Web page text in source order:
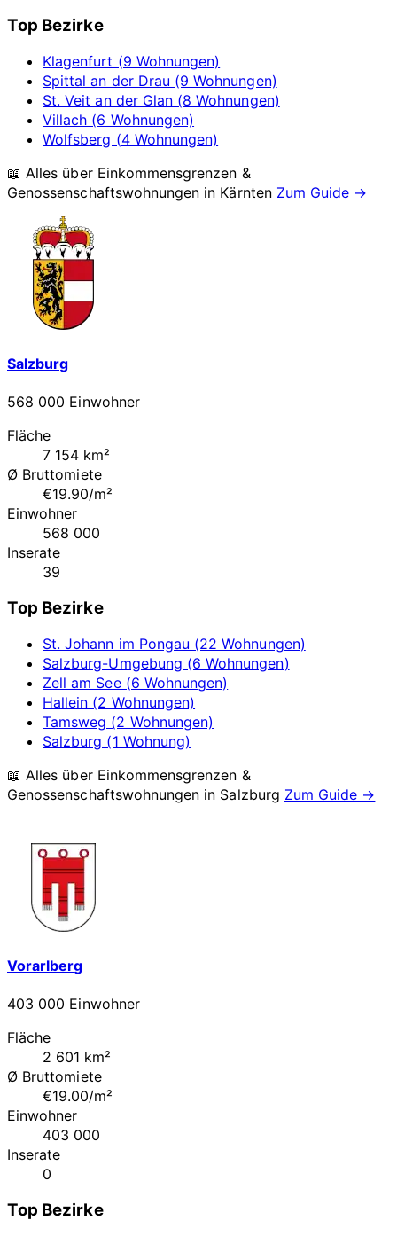
Top Bezirke
Klagenfurt (9 Wohnungen)
Spittal an der Drau (9 Wohnungen)
St. Veit an der Glan (8 Wohnungen)
Villach (6 Wohnungen)
Wolfsberg (4 Wohnungen)
📖 Alles über Einkommensgrenzen &
Genossenschaftswohnungen in Kärnten Zum Guide →
Salzburg
568 000 Einwohner
Fläche
7 154 km²
Ø Bruttomiete
€19.90/m²
Einwohner
568 000
Inserate
39
Top Bezirke
St. Johann im Pongau (22 Wohnungen)
Salzburg-Umgebung (6 Wohnungen)
Zell am See (6 Wohnungen)
Hallein (2 Wohnungen)
Tamsweg (2 Wohnungen)
Salzburg (1 Wohnung)
📖 Alles über Einkommensgrenzen &
Genossenschaftswohnungen in Salzburg Zum Guide →
Vorarlberg
403 000 Einwohner
Fläche
2 601 km²
Ø Bruttomiete
€19.00/m²
Einwohner
403 000
Inserate
0
Top Bezirke